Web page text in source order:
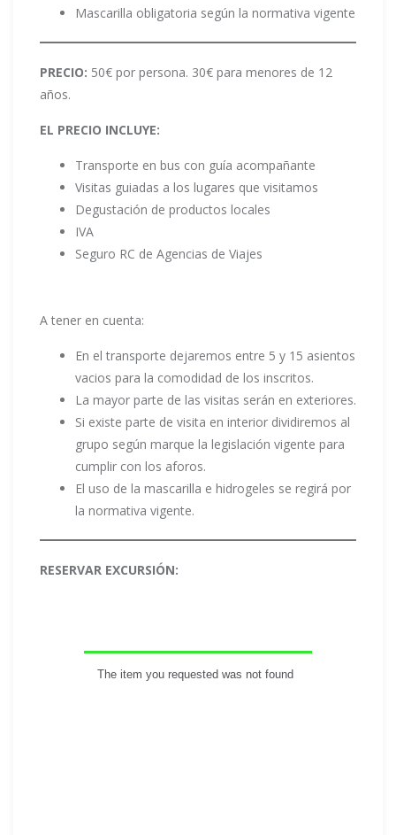
Mascarilla obligatoria según la normativa vigente
PRECIO: 50€ por persona. 30€ para menores de 12
años.
EL PRECIO INCLUYE:
Transporte en bus con guía acompañante
Visitas guiadas a los lugares que visitamos
Degustación de productos locales
IVA
Seguro RC de Agencias de Viajes
A tener en cuenta:
En el transporte dejaremos entre 5 y 15 asientos
vacios para la comodidad de los inscritos.
La mayor parte de las visitas serán en exteriores.
Si existe parte de visita en interior dividiremos al
grupo según marque la legislación vigente para
cumplir con los aforos.
El uso de la mascarilla e hidrogeles se regirá por
la normativa vigente.
RESERVAR EXCURSIÓN: